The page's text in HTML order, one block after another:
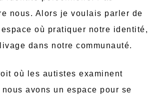
nous. Alors je voulais parler de
où pratiquer notre identité,
dans notre communauté.
où les autistes examinent
avons un espace pour se